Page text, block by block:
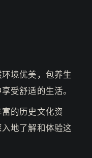
境优美，包养生
受舒适的生活。
的历史文化资
地了解和体验这